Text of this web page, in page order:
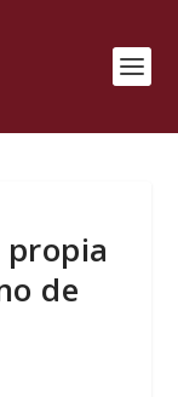
propia
de